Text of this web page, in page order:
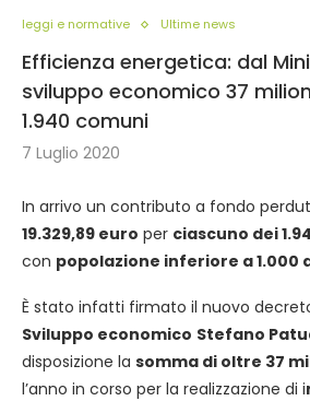
leggi e normative Ultime news
Efficienza energetica: dal
sviluppo economico 37
1.940 comuni
7 Luglio 2020
In arrivo un contributo a fondo
19.329,89 euro per ciascuno dei
con popolazione inferiore a 1.000
È stato infatti firmato il nuovo
Sviluppo economico Stefano
disposizione la somma di oltre 37
l’anno in corso per la realizzazione di i